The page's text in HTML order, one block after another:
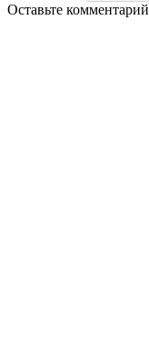
Оставьте комментарий